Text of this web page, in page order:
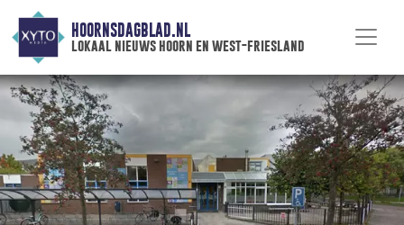
HOORNSDAGBLAD.NL
lokaal nieuws hoorn en west-friesland